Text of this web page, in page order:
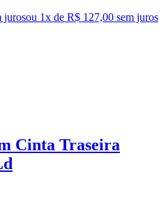
jurosou 1x de R$ 127,00 sem juros
Cinta Traseira